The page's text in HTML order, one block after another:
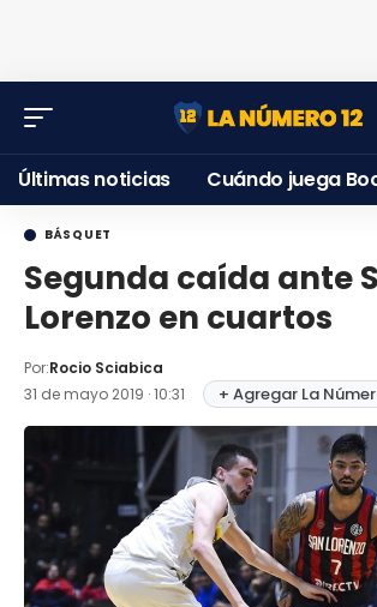
Últimas noticias Cuándo juega
BÁSQUET
Segunda caída ante
Lorenzo en cuartos
Por:Rocio Sciabica
31 de mayo 2019 · 10:31
+ Agregar La